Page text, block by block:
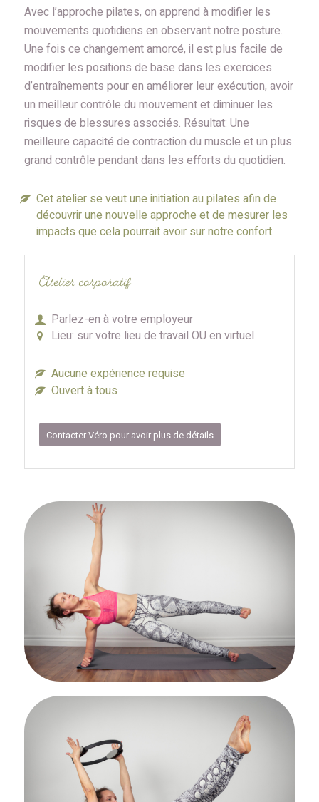
Avec l’approche pilates, on apprend à modifier les
mouvements quotidiens en observant notre posture.
Une fois ce changement amorcé, il est plus facile de
modifier les positions de base dans les exercices
d’entraînements pour en améliorer leur exécution, avoir
un meilleur contrôle du mouvement et diminuer les
risques de blessures associés. Résultat: Une
meilleure capacité de contraction du muscle et un plus
grand contrôle pendant dans les efforts du quotidien.
Cet atelier se veut une initiation au pilates afin de
découvrir une nouvelle approche et de mesurer les
impacts que cela pourrait avoir sur notre confort.
Atelier corporatif
Parlez-en à votre employeur
Lieu: sur votre lieu de travail OU en virtuel
Aucune expérience requise
Ouvert à tous
Contacter Véro pour avoir plus de détails